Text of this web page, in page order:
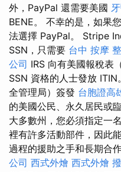
外，PayPal 還需要美國
BENE。 不幸的是，如果
法選擇 PayPal。 Stripe
SSN，只需要 台中 按摩
公司 IRS 向有美國報稅表
SSN 資格的人士發放 ITIN
全管理局）簽發 台胞證高
的美國公民、永久居民或
大多數州，您必須指定一
裡有許多活動部件，因此
過程的援助之手和長期合
公司 西式外燴 西式外燴